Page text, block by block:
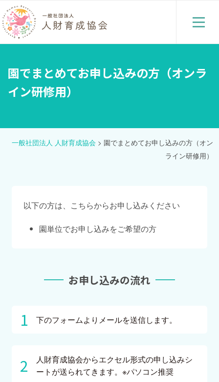
園でまとめてお申し込みの方（オンラ
イン研修用）
一般社団法人 人財育成協会 > 園でまとめてお申し込みの方（オン
ライン研修用）
以下の方は、こちらからお申し込みください
園単位でお申し込みをご希望の方
お申し込みの流れ
下のフォームよりメールを送信します。
人財育成協会からエクセル形式の申し込みシ
ートが送られてきます。※パソコン推奨